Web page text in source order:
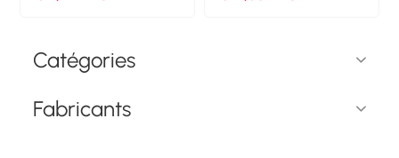
Catégories
Fabricants
Intérieure, Couleur du
produit: Argent